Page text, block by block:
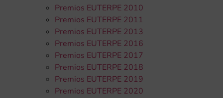
Premios EUTERPE 2010
Premios EUTERPE 2011
Premios EUTERPE 2013
Premios EUTERPE 2016
Premios EUTERPE 2017
Premios EUTERPE 2018
Premios EUTERPE 2019
Premios EUTERPE 2020